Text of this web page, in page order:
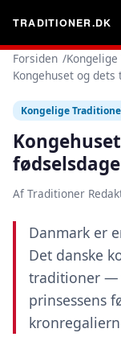
TRADITIONER.DK
Forsiden
Kongehuset og
Kongelige
Af Traditioner
Danmark er
Det danske
traditioner —
prinsessens